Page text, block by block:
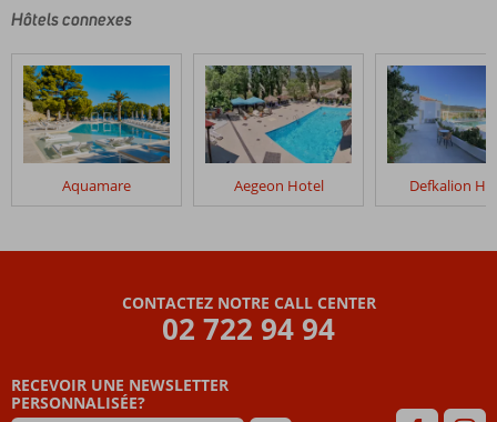
écrits
nos
clients
après
leur
séjour
plus
de
Hôtels connexes
Aquamare Aegeon Hotel Defkalion
CONTACTEZ NOTRE CALL CENTER
02 722 94 94
RECEVOIR UNE NEWSLETTER
PERSONNALISÉE?